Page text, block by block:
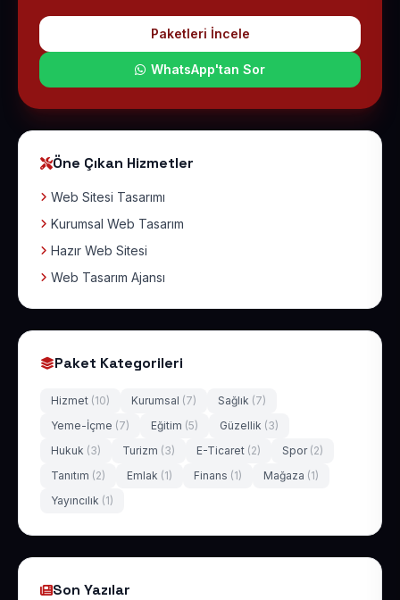
Paketleri İncele
WhatsApp'tan Sor
Öne Çıkan Hizmetler
Web Sitesi Tasarımı
Kurumsal Web Tasarım
Hazır Web Sitesi
Web Tasarım Ajansı
Paket Kategorileri
Hizmet (10) Kurumsal (7) Sağlık (7)
Yeme-İçme (7) Eğitim (5) Güzellik (3)
Hukuk (3) Turizm (3) E-Ticaret (2) Spor (2)
Tanıtım (2) Emlak (1) Finans (1) Mağaza (1)
Yayıncılık (1)
Son Yazılar